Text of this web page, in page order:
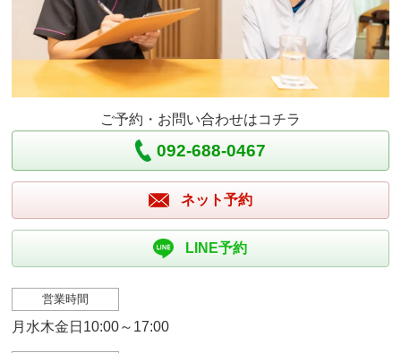
ご予約・お問い合わせはコチラ
092-688-0467
ネット予約
LINE予約
営業時間
月水木金日10:00～17:00